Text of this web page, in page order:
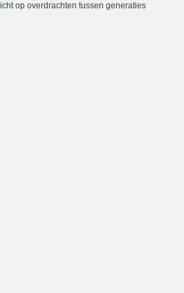
op overdrachten tussen generaties